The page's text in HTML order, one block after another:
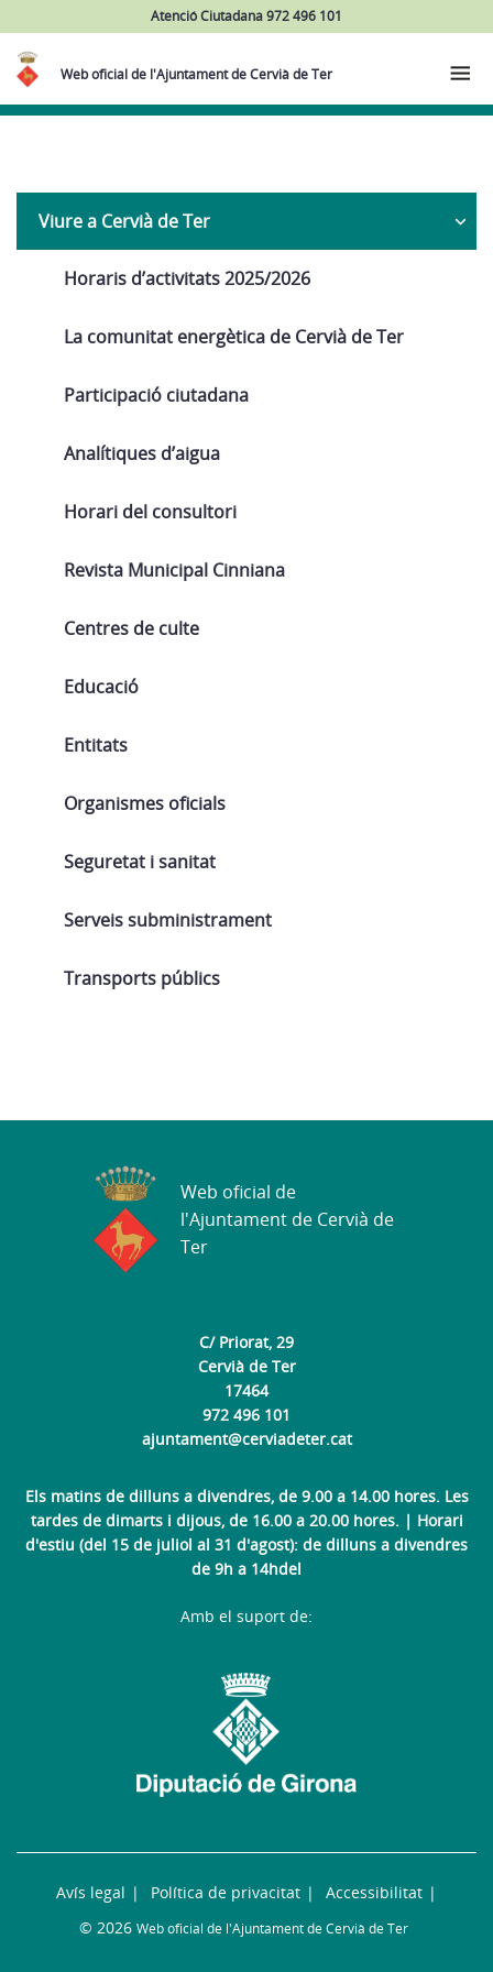
Atenció Ciutadana 972 496 101
Web oficial de l'Ajuntament de Cervià de Ter
Navega
Viure a Cervià de Ter
Horaris d’activitats 2025/2026
La comunitat energètica de Cervià de Ter
Participació ciutadana
Analítiques d’aigua
Horari del consultori
Revista Municipal Cinniana
Centres de culte
Educació
Entitats
Organismes oficials
Seguretat i sanitat
Serveis subministrament
Transports públics
C/ Priorat, 29
Cervià de Ter
17464
972 496 101
ajuntament@cerviadeter.cat
Els matins de dilluns a divendres, de 9.00 a 14.00 hores. Les
tardes de dimarts i dijous, de 16.00 a 20.00 hores. | Horari
d'estiu (del 15 de juliol al 31 d'agost): de dilluns a divendres
de 9h a 14hdel
Web oficial de
l'Ajuntament de Cervià de
Ter
Avís legal Política de privacitat
Accessibilitat
© 2026 Web oficial de l'Ajuntament de Cervià de Ter
Amb el suport de: